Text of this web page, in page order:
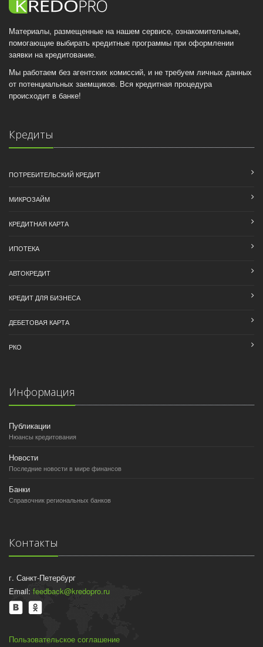
Материалы, размещенные на нашем сервисе, ознакомительные,
помогающие выбирать кредитные программы при оформлении
заявки на кредитование.
Мы работаем без агентских комиссий, и не требуем личных данных
от потенциальных заемщиков. Вся кредитная процедура
происходит в банке!
Кредиты
ПОТРЕБИТЕЛЬСКИЙ КРЕДИТ
МИКРОЗАЙМ
КРЕДИТНАЯ КАРТА
ИПОТЕКА
АВТОКРЕДИТ
КРЕДИТ ДЛЯ БИЗНЕСА
ДЕБЕТОВАЯ КАРТА
РКО
Информация
Публикации
Нюансы кредитования
Новости
Последние новости в мире финансов
Банки
Справочник региональных банков
Контакты
г. Санкт-Петербург
Email: feedback@kredopro.ru
Пользовательское соглашение